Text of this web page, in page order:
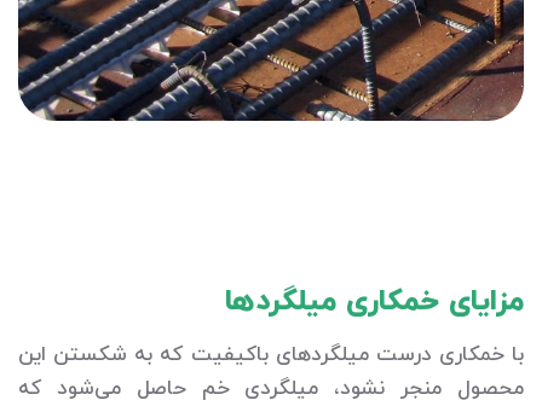
مزایای خمکاری میلگردها
با خمکاری درست میلگردهای باکیفیت که به شکستن این
محصول منجر نشود، میلگردی خم حاصل می‌شود که